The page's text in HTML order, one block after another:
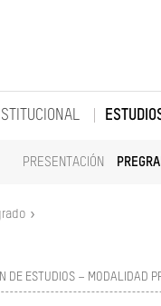
PRESENTACIÓN
DE ESTUDIOS – MODALIDAD